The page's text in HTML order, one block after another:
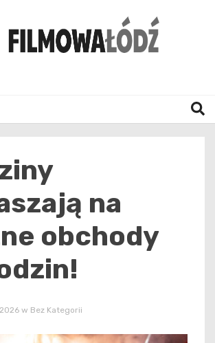
na
obchody
w Bez Kategorii